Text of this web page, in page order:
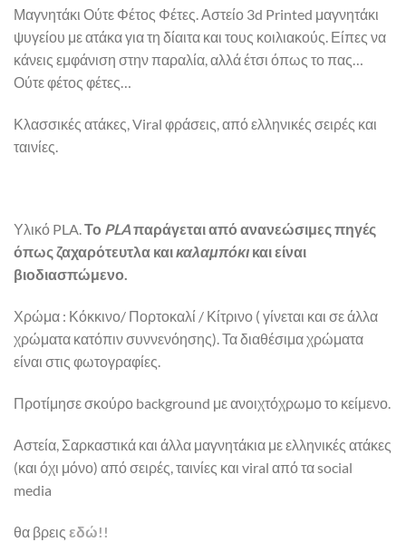
Μαγνητάκι Ούτε Φέτος Φέτες. Αστείο 3d Printed μαγνητάκι
ψυγείου με ατάκα για τη δίαιτα και τους κοιλιακούς. Είπες να
κάνεις εμφάνιση στην παραλία, αλλά έτσι όπως το πας…
Ούτε φέτος φέτες…
Κλασσικές ατάκες, Viral φράσεις, από ελληνικές σειρές και
ταινίες.
Υλικό PLA.Το PLAπαράγεται από ανανεώσιμες πηγές
όπως ζαχαρότευτλα καικαλαμπόκι και είναι
βιοδιασπώμενο.
Χρώμα : Κόκκινο/ Πορτοκαλί / Κίτρινο ( γίνεται και σε άλλα
χρώματα κατόπιν συννενόησης). Τα διαθέσιμα χρώματα
είναι στις φωτογραφίες.
Προτίμησε σκούρο background με ανοιχτόχρωμο το κείμενο.
Αστεία, Σαρκαστικά και άλλα μαγνητάκια με ελληνικές ατάκες
(και όχι μόνο) από σειρές, ταινίες και viral από τα social
media
θα βρεις εδώ!!